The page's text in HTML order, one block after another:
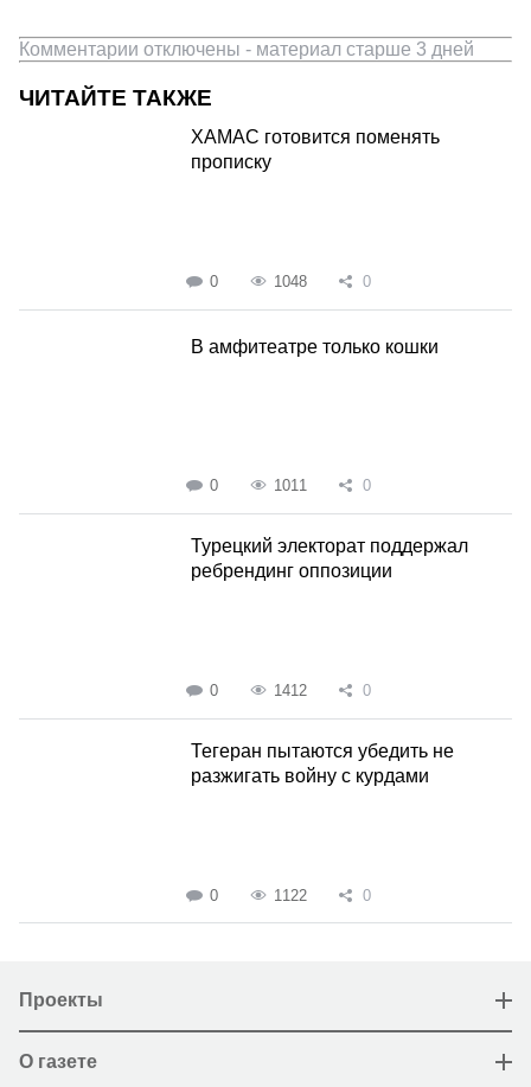
Комментарии отключены - материал старше 3 дней
ЧИТАЙТЕ ТАКЖЕ
ХАМАС готовится поменять
прописку
0 1048 0
В амфитеатре только кошки
0 1011 0
Турецкий электорат поддержал
ребрендинг оппозиции
0 1412 0
Тегеран пытаются убедить не
разжигать войну с курдами
0 1122 0
Проекты
О газете